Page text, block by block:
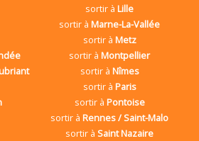
sortir àLille
sortir àMarne-La-Vallée
sortir à Metz
sortir àMontpellier
sortir à Nîmes
sortir à Paris
sortir à Pontoise
sortir àRennes / Saint-Malo
sortir àSaint Nazaire